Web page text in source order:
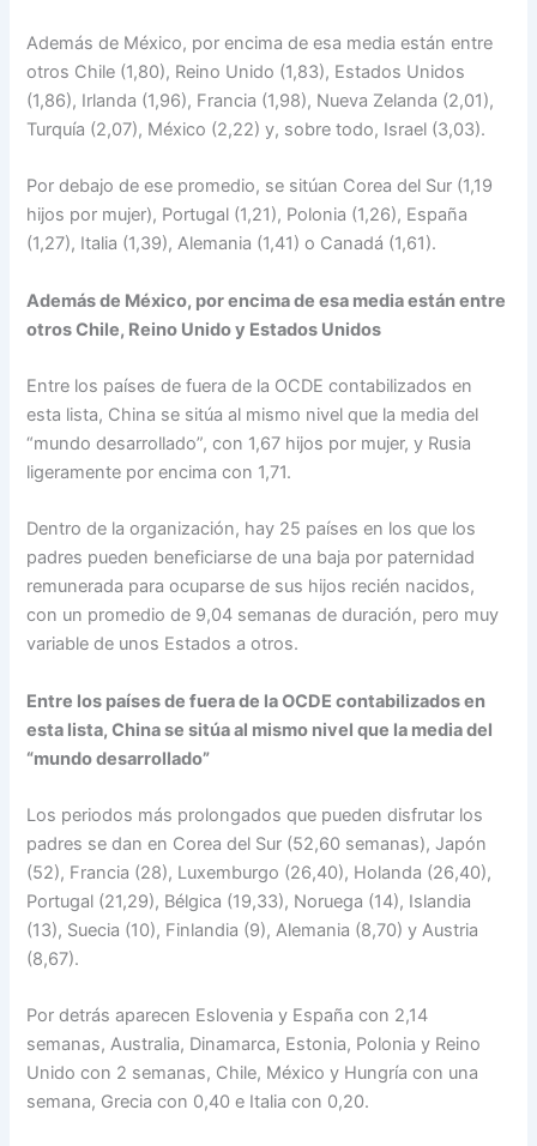
Además de México, por encima de esa media están entre
otros Chile (1,80), Reino Unido (1,83), Estados Unidos
(1,86), Irlanda (1,96), Francia (1,98), Nueva Zelanda (2,01),
Turquía (2,07), México (2,22) y, sobre todo, Israel (3,03).
Por debajo de ese promedio, se sitúan Corea del Sur (1,19
hijos por mujer), Portugal (1,21), Polonia (1,26), España
(1,27), Italia (1,39), Alemania (1,41) o Canadá (1,61).
Además de México, por encima de esa media están entre
otros Chile, Reino Unido y Estados Unidos
Entre los países de fuera de la OCDE contabilizados en
esta lista, China se sitúa al mismo nivel que la media del
“mundo desarrollado”, con 1,67 hijos por mujer, y Rusia
ligeramente por encima con 1,71.
Dentro de la organización, hay 25 países en los que los
padres pueden beneficiarse de una baja por paternidad
remunerada para ocuparse de sus hijos recién nacidos,
con un promedio de 9,04 semanas de duración, pero muy
variable de unos Estados a otros.
Entre los países de fuera de la OCDE contabilizados en
esta lista, China se sitúa al mismo nivel que la media del
“mundo desarrollado”
Los periodos más prolongados que pueden disfrutar los
padres se dan en Corea del Sur (52,60 semanas), Japón
(52), Francia (28), Luxemburgo (26,40), Holanda (26,40),
Portugal (21,29), Bélgica (19,33), Noruega (14), Islandia
(13), Suecia (10), Finlandia (9), Alemania (8,70) y Austria
(8,67).
Por detrás aparecen Eslovenia y España con 2,14
semanas, Australia, Dinamarca, Estonia, Polonia y Reino
Unido con 2 semanas, Chile, México y Hungría con una
semana, Grecia con 0,40 e Italia con 0,20.